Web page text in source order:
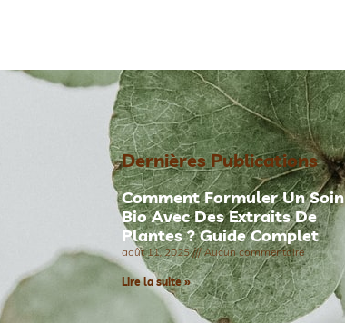
Dernières Publications
Comment Formuler Un Soin
Bio Avec Des Extraits De
Plantes ? Guide Complet
août 11, 2025 Aucun commentaire
Lire la suite »